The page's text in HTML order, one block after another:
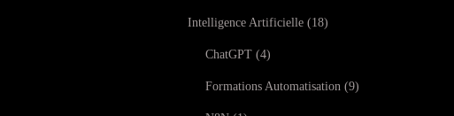
Intelligence Artificielle 18
ChatGPT 4
Formations Automatisation 9